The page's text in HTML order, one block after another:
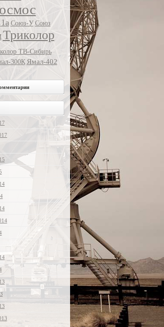
Союз-У Союз
Триколор
ТВ-Сибирь
300К Ямал-402